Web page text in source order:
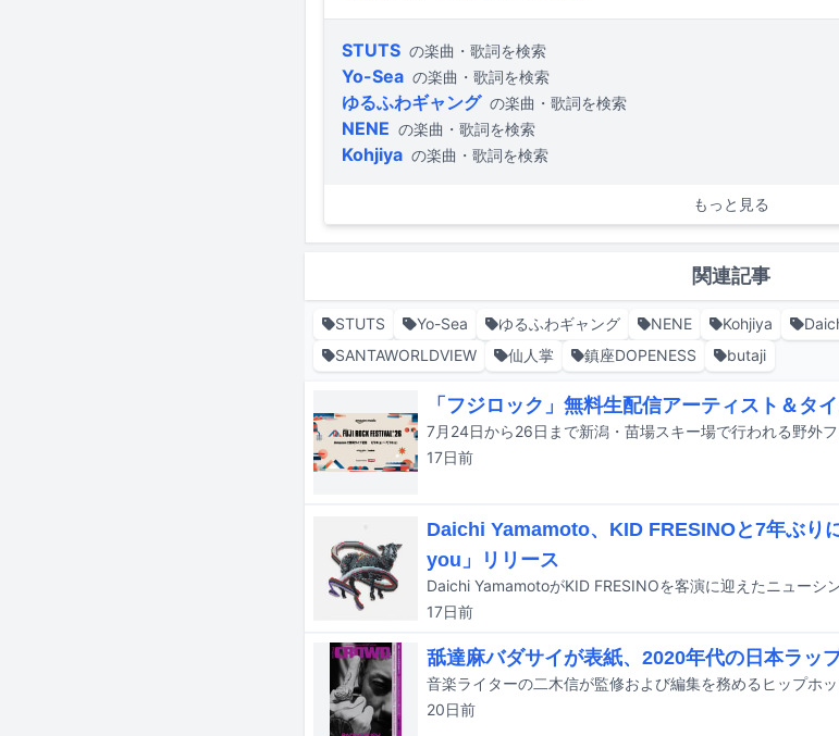
STUTS の楽曲・歌詞を検索
Yo-Sea の楽曲・歌詞を検索
ゆるふわギャング の楽曲・歌詞を検索
NENE の楽曲・歌詞を検索
Kohjiya の楽曲・歌詞を検索
もっと見る
関連記事
STUTS Yo-Sea ゆるふわギャング NENE Kohjiya
SANTAWORLDVIEW
仙人掌 鎮座DOPENESS butaji
「フジロック」無料生配信アーティスト＆タ
17日前
Daichi Yamamoto、KID FRESINOと7年ぶ
you」リリース
17日前
舐達麻バダサイが表紙、2020年代の日本ラッ
20日前